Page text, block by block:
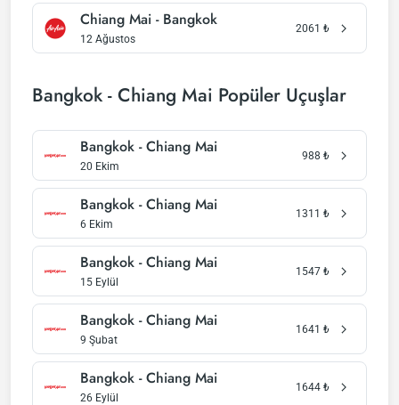
Chiang Mai - Bangkok
12 Ağustos
2061 ₺
Bangkok - Chiang Mai Popüler Uçuşlar
Bangkok - Chiang Mai
20 Ekim
988 ₺
Bangkok - Chiang Mai
6 Ekim
1311 ₺
Bangkok - Chiang Mai
15 Eylül
1547 ₺
Bangkok - Chiang Mai
9 Şubat
1641 ₺
Bangkok - Chiang Mai
26 Eylül
1644 ₺